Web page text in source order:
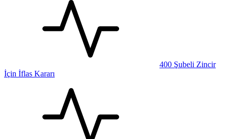
400 Şubeli Zincir
İçin İflas Kararı